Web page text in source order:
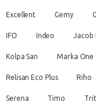
Excellent Gemy
IFO Indeo Jacob
Kolpa San Marka One
Relisan Eco Plus Riho
Serena Timo